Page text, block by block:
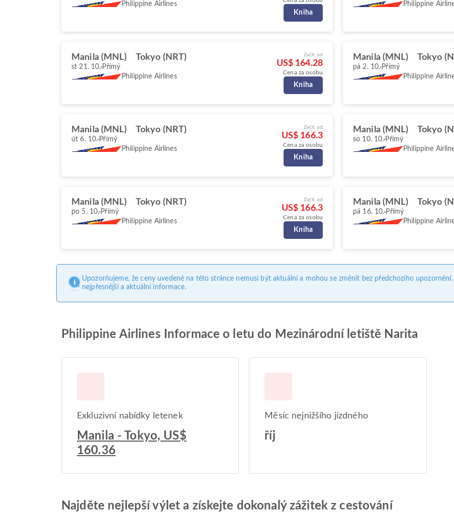
Philippine Airlines
Kniha
Philippine
Manila (MNL) Tokyo (NRT)
st 21. 10. Přímý
Philippine Airlines
Začít od
US$ 164.28
Cena za osobu
Kniha
Manila (MNL) Tokyo
pá 2. 10. Přímý
Philippine
Manila (MNL) Tokyo (NRT)
út 6. 10. Přímý
Philippine Airlines
Začít od
US$ 166.3
Cena za osobu
Kniha
Manila (MNL) Tokyo
so 10. 10. Přímý
Philippine
Manila (MNL) Tokyo (NRT)
po 5. 10. Přímý
Philippine Airlines
Začít od
US$ 166.3
Cena za osobu
Kniha
Manila (MNL) Tokyo
pá 16. 10. Přímý
Philippine
Upozorňujeme, že ceny uvedené na této stránce nemusí být aktuální a mohou se změnit bez předchozího
nejpřesnější a aktuální informace.
Philippine Airlines Informace o letu do Mezinárodní letiště Narita
Exkluzivní nabídky letenek
Manila - Tokyo, US$
160.36
Měsíc nejnižšího jízdného
říj
Najděte nejlepší výlet a získejte dokonalý zážitek z cestování